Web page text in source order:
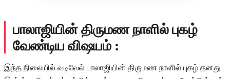
பாலாஜியின் திருமண நாளில் புகழ்
வேண்டிய விஷயம் :
இந்த நிலையில் வடிவேல் பாலாஜியின் திருமண நாளில் புகழ் தனது